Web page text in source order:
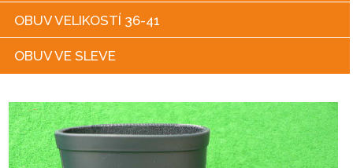
OBUV VELIKOSTÍ 36-41
OBUV VE SLEVE